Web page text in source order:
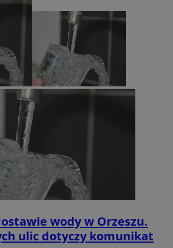
wody w Orzeszu.
ulic dotyczy komunikat